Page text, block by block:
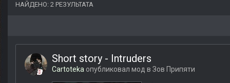
НАЙДЕНО: 2 РЕЗУЛЬТАТА
Short story - Intruders
Cartoteka опубликовал мод в Зов Припяти